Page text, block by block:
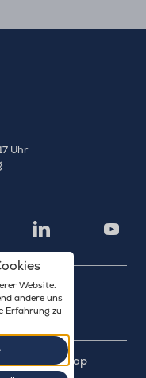
Website.
andere uns
Erfahrung zu
Uhr
LinkedIn
Sitemap